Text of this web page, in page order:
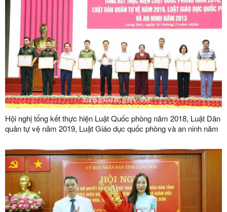
Hội nghị tổng kết thực hiện Luật Quốc phòng năm 2018, Luật Dân
quân tự vệ năm 2019, Luật Giáo dục quốc phòng và an ninh năm